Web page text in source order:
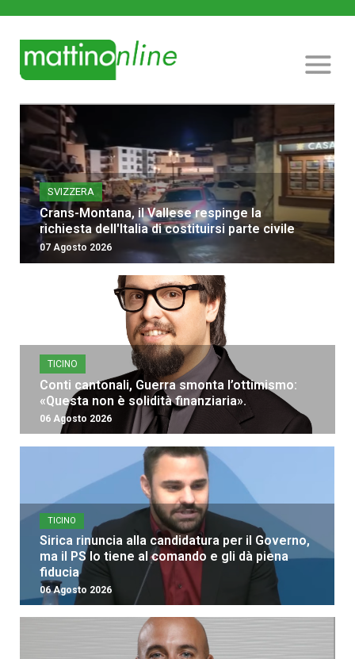
SVIZZERA
Crans-Montana, il Vallese respinge la
richiesta dell'Italia di costituirsi parte civile
07 Agosto 2026
TICINO
Conti cantonali, Guerra smonta l’ottimismo:
«Questa non è solidità finanziaria».
06 Agosto 2026
TICINO
Sirica rinuncia alla candidatura per il Governo,
ma il PS lo tiene al comando e gli dà piena
fiducia
06 Agosto 2026